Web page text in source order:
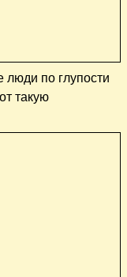
люди по глупости
такую